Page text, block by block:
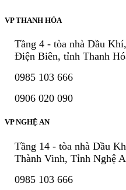
VP THANH HÓA
Tầng 4 - tòa nhà Dầu
Điện Biên, tỉnh Thanh
0985 103 666
0906 020 090
VP NGHỆ AN
Tầng 14 - tòa nhà Dầu
Thành Vinh, Tỉnh Nghệ
0985 103 666